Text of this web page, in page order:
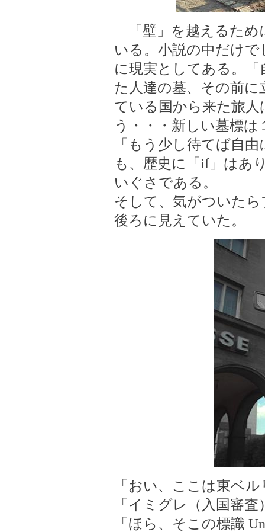
「壁」を越えるため
いる。小説の中だけ
に現実としてある。
た人達の墓、その前
ている国から来た旅
う・・・新しい墓標
「もう少し待てば自
も、歴史に「if」はあ
いぐさである。
そして、気がついた
後ろに見えていた。
「おい、ここは東ベ
「イミグレ（入国審
「ほら、そこの標識